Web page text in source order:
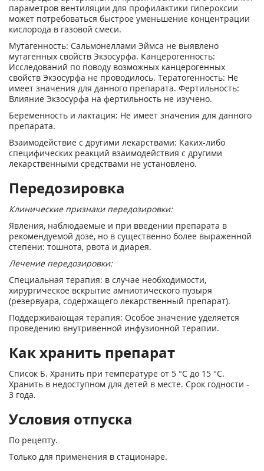
параметров вентиляции для профилактики гипероксии
может потребоваться быстрое уменьшение концентрации
кислорода в газовой смеси.
Мутагенность: Сальмонеллами Эймса не выявлено
мутагенных свойств Экзосурфа. Канцерогенность:
Исследований по поводу возможных канцерогенных
свойств Экзосурфа не проводилось. Тератогенность: Не
имеет значения для данного препарата. Фертильность:
Влияние Экзосурфа на фертильность не изучено.
Беременность и лактация: Не имеет значения для данного
препарата.
Взаимодействие с другими лекарствами: Каких-либо
специфических реакций взаимодействия с другими
лекарственными средствами не установлено.
Передозировка
Клинические признаки передозировки:
Явления, наблюдаемые и при введении препарата в
рекомендуемой дозе, но в существенно более выраженной
степени: тошнота, рвота и диарея.
Лечение передозировки:
Специальная терапия: в случае необходимости,
хирургическое вскрытие амниотического пузыря
(резервуара, содержащего лекарственный препарат).
Поддерживающая терапия: Особое значение уделяется
проведению внутривенной инфузионной терапии.
Как хранить препарат
Список Б. Хранить при температуре от 5 °С до 15 °С.
Хранить в недоступном для детей в месте. Срок годности -
3 года.
Условия отпуска
По рецепту.
Только для применения в стационаре.